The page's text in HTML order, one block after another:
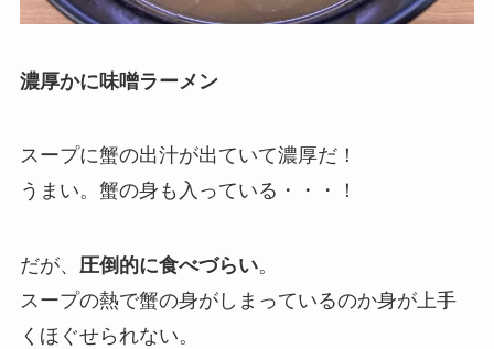
濃厚かに味噌ラーメン
スープに蟹の出汁が出ていて濃厚だ！
うまい。蟹の身も入っている・・・！
だが、 圧倒的に食べづらい。
スープの熱で蟹の身がしまっているのか身が上手
くほぐせられない。